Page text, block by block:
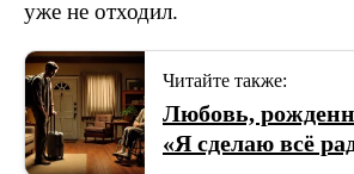
уже не отходил.
Читайте также:
Любовь,
«Я сделаю всё